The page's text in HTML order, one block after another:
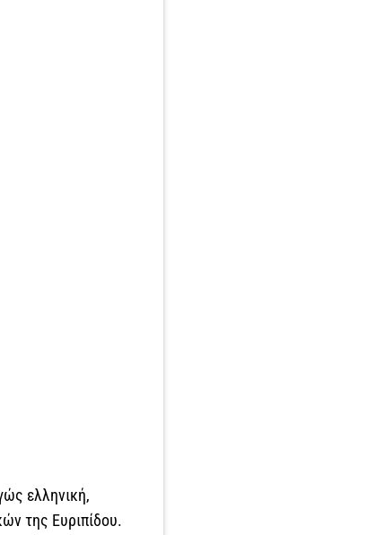
ελληνική,
της Ευριπίδου.